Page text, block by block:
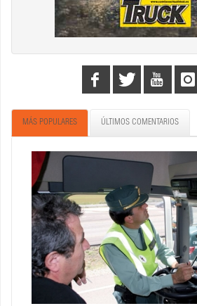
MÁS POPULARES ÚLTIMOS COMENTARIOS